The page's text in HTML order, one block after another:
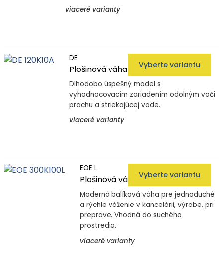
viaceré varianty
DE
Plošinová váha DE
Dlhodobo úspešný model s
vyhodnocovacím zariadením odolným voči
prachu a striekajúcej vode.
viaceré varianty
Vyberte variantu
EOE L
Plošinová váha EOE-L
Moderná balíková váha pre jednoduché
a rýchle váženie v kancelárii, výrobe, pri
preprave. Vhodná do suchého
prostredia.
viaceré varianty
Vyberte variantu